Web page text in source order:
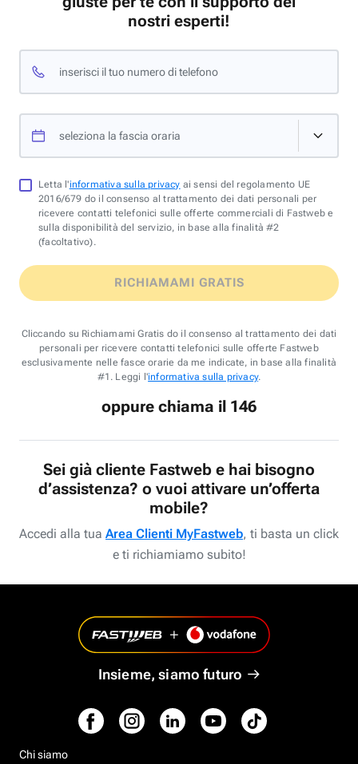
nostri esperti!
inserisci il tuo numero di telefono
seleziona la fascia oraria
Letta l'informativa sulla privacy ai sensi del regolamento UE
2016/679 do il consenso al trattamento dei dati personali per
ricevere contatti telefonici sulle offerte commerciali di Fastweb e
sulla disponibilità del servizio, in base alla finalità #2
(facoltativo).
RICHIAMAMI GRATIS
Cliccando su Richiamami Gratis do il consenso al trattamento dei dati
personali per ricevere contatti telefonici sulle offerte Fastweb
esclusivamente nelle fasce orarie da me indicate, in base alla finalità
#1. Leggi l'informativa sulla privacy.
oppure chiama il 146
Sei già cliente Fastweb e hai bisogno
d’assistenza? o vuoi attivare un’offerta
mobile?
Accedi alla tua Area Clienti MyFastweb, ti basta un click
e ti richiamiamo subito!
Insieme, siamo futuro
Chi siamo